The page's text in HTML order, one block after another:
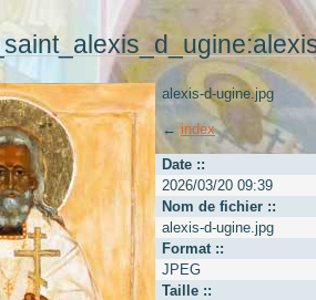
alexis-d-ugine.jpg
←index
Date ::
2026/03/20 09:39
Nom de fichier ::
alexis-d-ugine.jpg
Format ::
JPEG
Taille ::